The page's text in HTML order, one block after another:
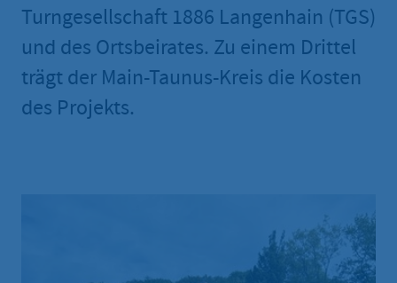
Turngesellschaft 1886 Langenhain (TGS)
und des Ortsbeirates. Zu einem Drittel
trägt der Main-Taunus-Kreis die Kosten
des Projekts.